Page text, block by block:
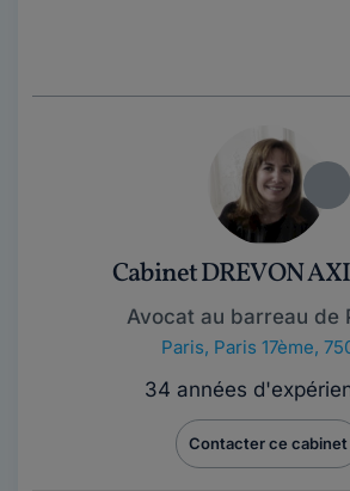
Cabinet DREVON
Avocat au barreau de
Paris, Paris 17ème,
34 années
Contacter ce cabinet